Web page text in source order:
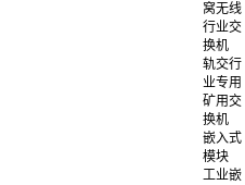
窝无线
行业交
换机
轨交行
业专用
矿用交
换机
嵌入式
模块
工业嵌